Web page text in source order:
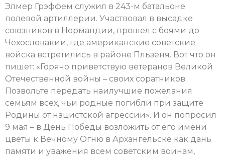
Элмер Грэффем служил в 243-м батальоне
полевой артиллерии. Участвовал в высадке
союзников в Нормандии, прошел с боями до
Чехословакии, где американские советские
войска встретились в районе Пльзеня. Вот что он
пишет: «Горячо приветствую ветеранов Великой
Отечественной войны – своих соратников.
Позвольте передать наилучшие пожелания
семьям всех, чьи родные погибли при защите
Родины от нацистской агрессии». И он попросил
9 мая – в День Победы возложить от его имени
цветы к Вечному Огню в Архангельске как дань
памяти и уважения всем советским воинам,